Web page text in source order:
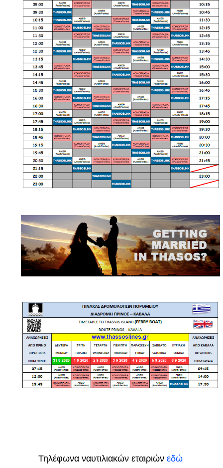
Τηλέφωνα ναυτιλιακών εταιριών εδώ